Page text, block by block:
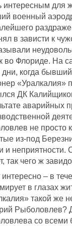
интересным для
военный
в зависти к
во Флориде. На
дни, когда
«Уралкалия»
ДК
аварийных
не просто
из-под
и неприятности.
так чего ж
интересно – в
в глазах
такой же
Рыболовлев?
со всеми